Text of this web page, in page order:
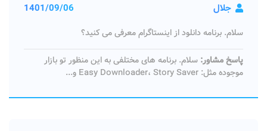
جلال 1401/09/06
سلام. برنامه دانلود از اینستاگرام معرفی می کنید؟
پاسخ مشاور: سلام. برنامه های مختلفی به این منظور تو بازار
موجوده مثل: Easy Downloader، Story Saver و...